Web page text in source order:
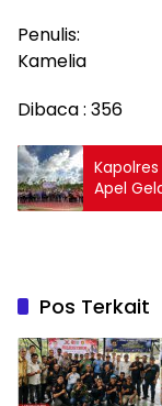
Penulis:
Kamelia
Dibaca : 356
Apel
Pos Terkait